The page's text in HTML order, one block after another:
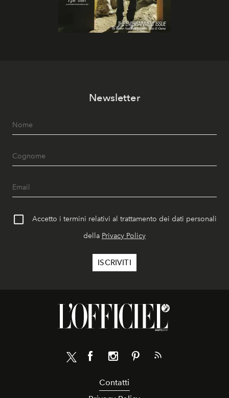
Newsletter
Accetto i termini relativi al trattamento dei dati personali
della Privacy Policy
Contatti